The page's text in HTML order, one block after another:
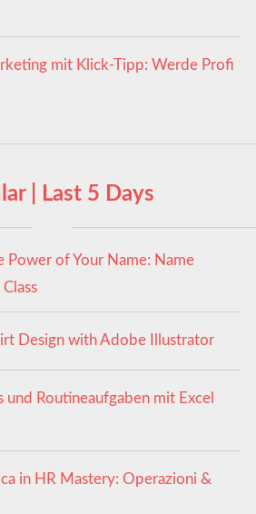
mit Klick-Tipp: Werde Profi
| Last 5 Days
Power of Your Name: Name
Design with Adobe Illustrator
und Routineaufgaben mit Excel
in HR Mastery: Operazioni &